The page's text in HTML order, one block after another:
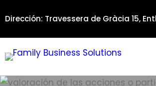
al
contenido
Dirección: Travessera de Gràcia 15,